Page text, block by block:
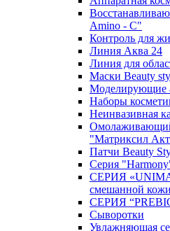
Amino - C"
Контроль для
Линия Аква 24
Линия для
Маски Beauty
Моделирующие
Наборы
Неинвазивная
"Матриксил
Патчи Beauty
Серия
СЕРИЯ
смешанной кожи
СЕРИЯ
Сыворотки
Увлажняющая